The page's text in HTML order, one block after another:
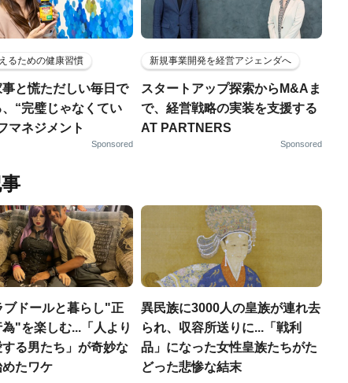
るための健康習慣
と慌ただしい毎日で
“完璧じゃなくてい
マネジメント
Sponsored
新規事業開発を経営アジェンダへ
スタートアップ探索からM&Aま
で、経営戦略の実装を支援する
AT PARTNERS
Sponsored
ブドールと暮らし"正
"を楽しむ...「人より
る男たち」が奇妙な
たワケ
異民族に3000人の皇族が連れ去
られ、収容所送りに...「戦利
品」になった女性皇族たちがた
どった悲惨な結末